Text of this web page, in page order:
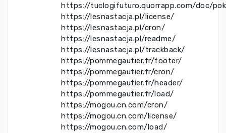
https://tuclogifuturo.quorrapp.com/doc/
https://lesnastacja.pl/license/
https://lesnastacja.pl/cron/
https://lesnastacja.pl/readme/
https://lesnastacja.pl/trackback/
https://pommegautier.fr/footer/
https://pommegautier.fr/cron/
https://pommegautier.fr/header/
https://pommegautier.fr/load/
https://mogou.cn.com/cron/
https://mogou.cn.com/license/
https://mogou.cn.com/load/